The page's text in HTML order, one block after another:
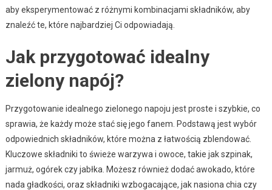
aby eksperymentować z różnymi kombinacjami składników, aby
znaleźć te, które najbardziej Ci odpowiadają.
Jak przygotować idealny
zielony napój?
Przygotowanie idealnego zielonego napoju jest proste i szybkie, co
sprawia, że każdy może stać się jego fanem. Podstawą jest wybór
odpowiednich składników, które można z łatwością zblendować.
Kluczowe składniki to świeże warzywa i owoce, takie jak szpinak,
jarmuż, ogórek czy jabłka. Możesz również dodać awokado, które
nada gładkości, oraz składniki wzbogacające, jak nasiona chia czy